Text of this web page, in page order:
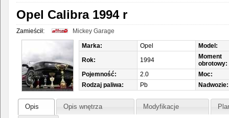
Opel Calibra 1994 r
Zamieścił: Mickey Garage
Marka: Opel
Model:
Rok:
1994
Moment
obrotowy:
Pojemność:
2.0
Moc:
Rodzaj paliwa:
Pb Nadwozie:
Opis Opis wnętrza Modyfikacje